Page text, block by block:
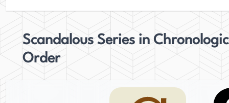
Scandalous Series in
Order